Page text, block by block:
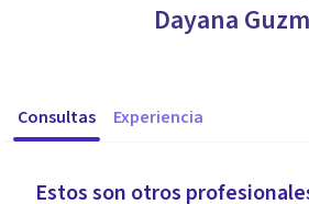
Dayana
Consultas Experiencia
Estos son otros